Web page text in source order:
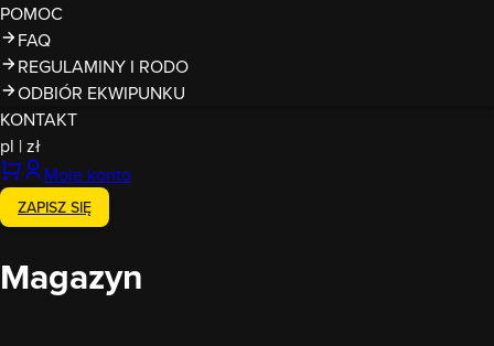
POMOC
FAQ
REGULAMINY I RODO
ODBIÓR EKWIPUNKU
KONTAKT
pl |zł
Moje konto
ZAPISZ SIĘ
Magazyn